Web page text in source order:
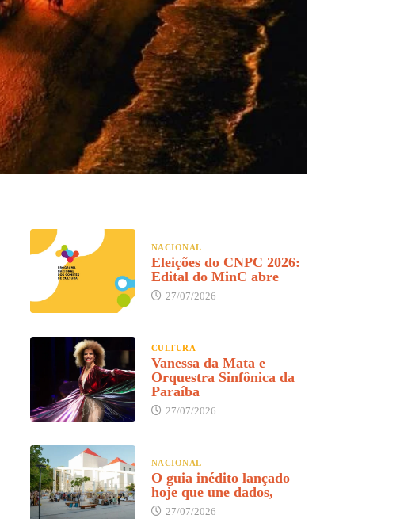
NACIONAL
Eleições do CNPC 2026:
Edital do MinC abre
27/07/2026
CULTURA
Vanessa da Mata e
Orquestra Sinfônica da
Paraíba
27/07/2026
NACIONAL
O guia inédito lançado
hoje que une dados,
27/07/2026